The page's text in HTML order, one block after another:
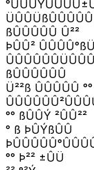
ßÛÛÛÛÛ Û²²
ÞÛÛ² ÛÛÛÛ°ßÜ
ßÛÛÛÛÛÛ
Ü²²ß ÛÛÛÛÛ °°
°° ßÛÛÝ ²ÛÛ²²
° ß ÞÛÝßÛÛ
°° Þ²² ±ÛÜ